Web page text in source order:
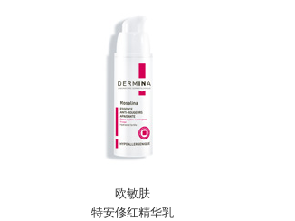
欧敏肤
特安修红精华乳